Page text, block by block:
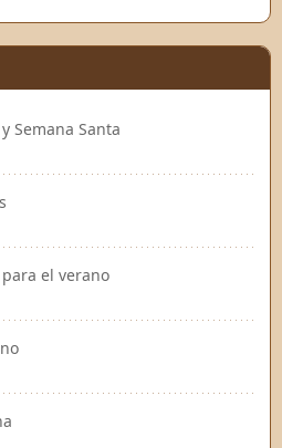
Semana Santa
el verano